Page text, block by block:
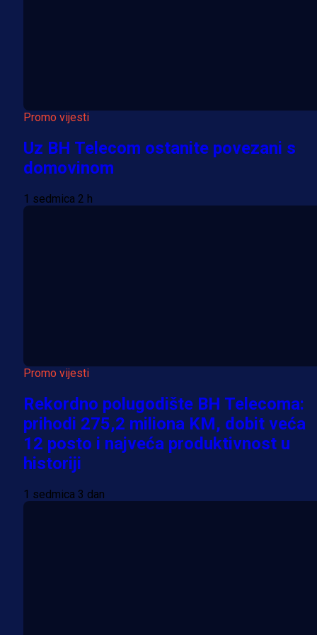
Promo vijesti
Uz BH Telecom ostanite povezani s
domovinom
1 sedmica 2 h
Promo vijesti
Rekordno polugodište BH Telecoma:
prihodi 275,2 miliona KM, dobit veća
12 posto i najveća produktivnost u
historiji
1 sedmica 3 dan